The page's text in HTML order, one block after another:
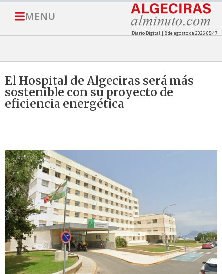
MENU
Diario Digital | 8 de agosto de 2026 05:47
El Hospital de Algeciras será más
sostenible con su proyecto de
eficiencia energética